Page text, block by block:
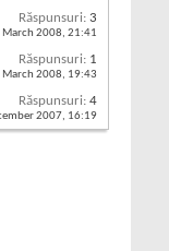
Răspunsuri: 3
2008, 21:41
Răspunsuri: 1
2008, 19:43
Răspunsuri: 4
2007, 16:19